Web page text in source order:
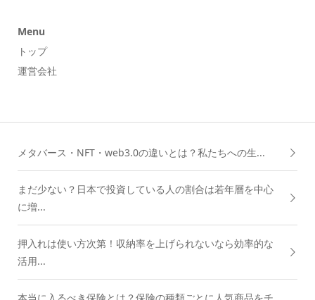
Menu
トップ
運営会社
メタバース・NFT・web3.0の違いとは？私たちへの生...
まだ少ない？日本で投資している人の割合は若年層を中心
に増...
押入れは使い方次第！収納率を上げられないなら効率的な
活用...